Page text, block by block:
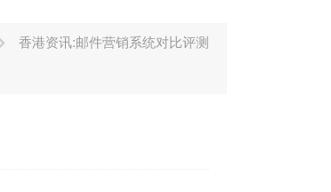
香港资讯:邮件营销系统对比评测